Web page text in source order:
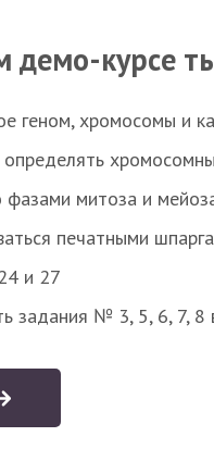
демо-курсе
геном, хромосомы и
определять
митоза и
печатными
и 27
задания № 3, 5, 6, 7,